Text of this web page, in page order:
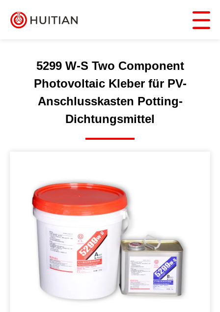
5299 W-S Two Component
Photovoltaic Kleber für PV-
Anschlusskasten Potting-
Dichtungsmittel